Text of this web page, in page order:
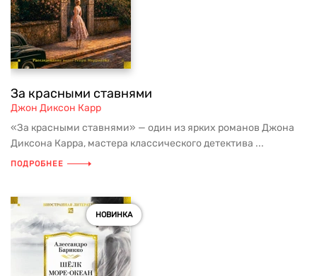
За красными ставнями
Джон Диксон Карр
«За красными ставнями» — один из ярких романов Джона
Диксона Карра, мастера классического детектива ...
ПОДРОБНЕЕ
НОВИНКА